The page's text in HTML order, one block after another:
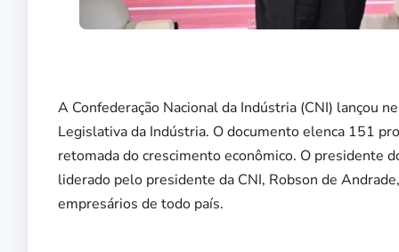
A Confederação Nacional da Indústria (CNI) lançou
Legislativa da Indústria. O documento elenca 151
retomada do crescimento econômico. O presidente
liderado pelo presidente da CNI, Robson de
empresários de todo país.